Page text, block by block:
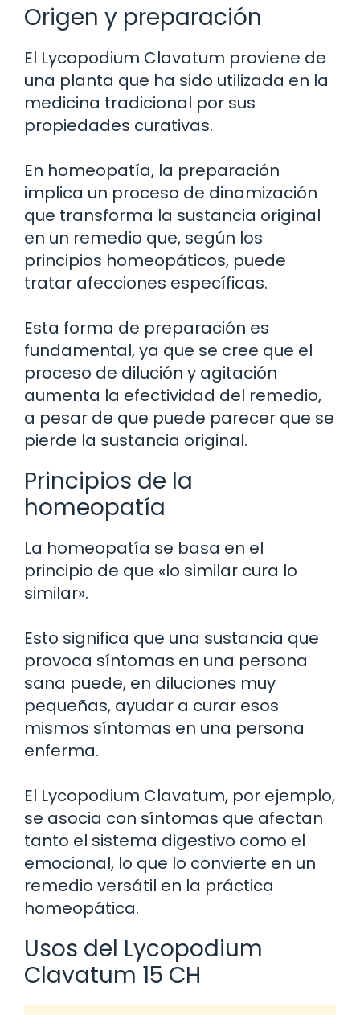
Origen y preparación
El Lycopodium Clavatum proviene de
una planta que ha sido utilizada en la
medicina tradicional por sus
propiedades curativas.
En homeopatía, la preparación
implica un proceso de dinamización
que transforma la sustancia original
en un remedio que, según los
principios homeopáticos, puede
tratar afecciones específicas.
Esta forma de preparación es
fundamental, ya que se cree que el
proceso de dilución y agitación
aumenta la efectividad del remedio,
a pesar de que puede parecer que se
pierde la sustancia original.
Principios de la
homeopatía
La homeopatía se basa en el
principio de que «lo similar cura lo
similar».
Esto significa que una sustancia que
provoca síntomas en una persona
sana puede, en diluciones muy
pequeñas, ayudar a curar esos
mismos síntomas en una persona
enferma.
El Lycopodium Clavatum, por ejemplo,
se asocia con síntomas que afectan
tanto el sistema digestivo como el
emocional, lo que lo convierte en un
remedio versátil en la práctica
homeopática.
Usos del Lycopodium
Clavatum 15 CH